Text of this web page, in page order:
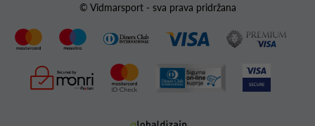
© Vidmarsport - sva prava pridržana